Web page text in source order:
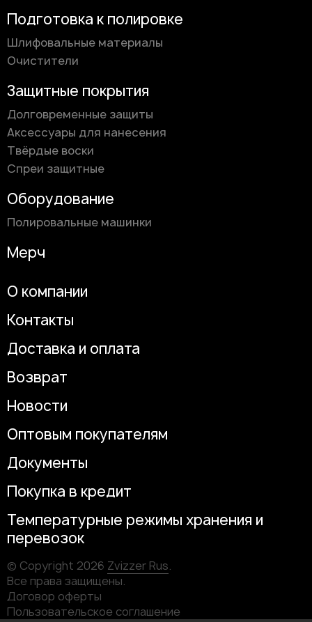
Подготовка к полировке
Шлифовальные материалы
Очистители
Защитные покрытия
Долговременные защиты
Аксессуары для нанесения
Твёрдые воски
Спреи защитные
Оборудование
Полировальные машинки
Мерч
О компании
Контакты
Доставка и оплата
Возврат
Новости
Оптовым покупателям
Документы
Покупка в кредит
Температурные режимы хранения и
перевозок
© Copyright 2026 Zvizzer Rus.
Все права защищены.
Договор оферты
Пользовательское соглашение